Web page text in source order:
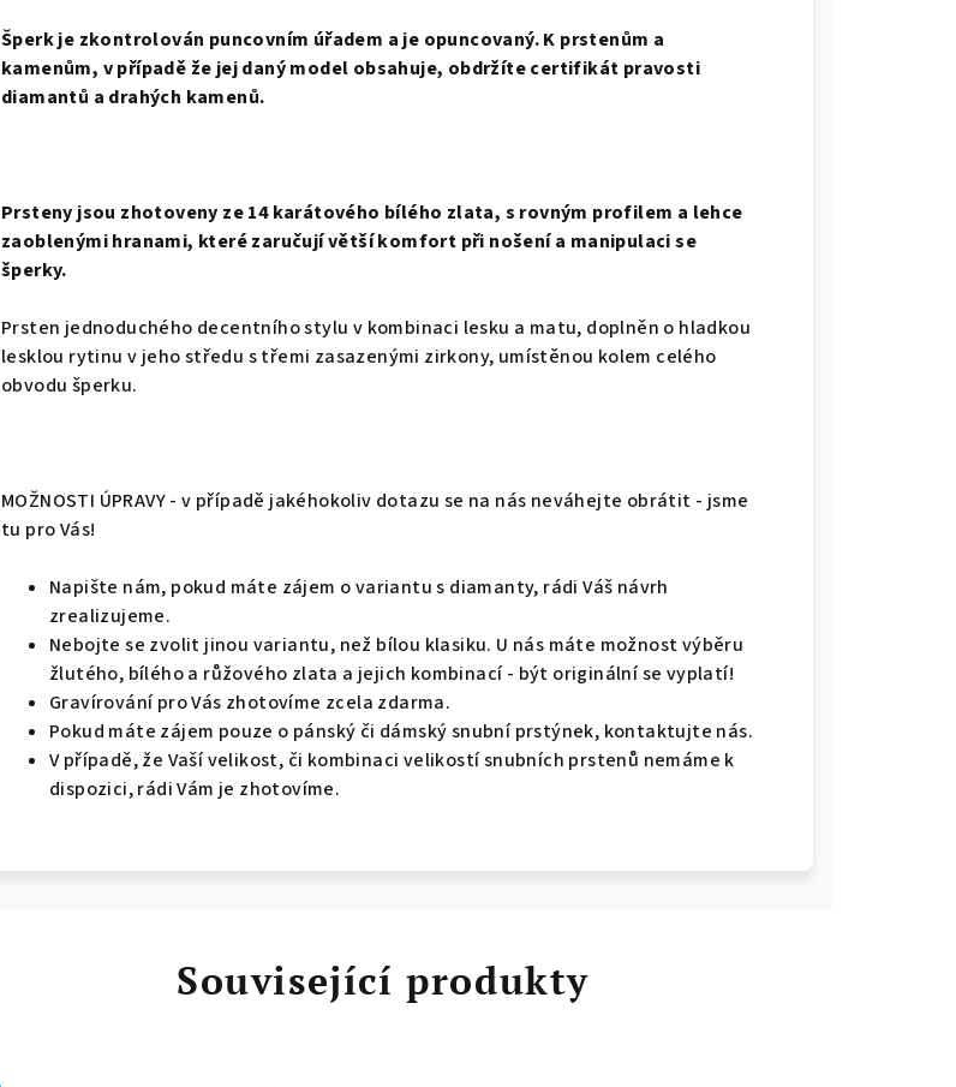
Šperk je zkontrolován puncovním úřadem a je opuncovaný. K prstenům a
kamenům, v případě že jej daný model obsahuje, obdržíte certifikát pravosti
diamantů a drahých kamenů.
Prsteny jsou zhotoveny ze 14 karátového bílého zlata, s rovným profilem a lehce
zaoblenými hranami, které zaručují větší komfort při nošení a manipulaci se
šperky.
Prsten jednoduchého decentního stylu v kombinaci lesku a matu, doplněn o hladkou
lesklou rytinu v jeho středu s třemi zasazenými zirkony, umístěnou kolem celého
obvodu šperku.
MOŽNOSTI ÚPRAVY - v případě jakéhokoliv dotazu se na nás neváhejte obrátit - jsme
tu pro Vás!
Napište nám, pokud máte zájem o variantu s diamanty, rádi Váš návrh
zrealizujeme.
Nebojte se zvolit jinou variantu, než bílou klasiku. U nás máte možnost výběru
žlutého, bílého a růžového zlata a jejich kombinací - být originální se vyplatí!
Gravírování pro Vás zhotovíme zcela zdarma.
Pokud máte zájem pouze o pánský či dámský snubní prstýnek, kontaktujte nás.
V případě, že Vaší velikost, či kombinaci velikostí snubních prstenů nemáme k
dispozici, rádi Vám je zhotovíme.
Související produkty